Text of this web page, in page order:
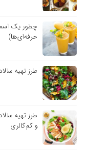
چطور یک
حرفه‌ای‌ها)
طرز تهیه
طرز تهیه
و کم‌کالری